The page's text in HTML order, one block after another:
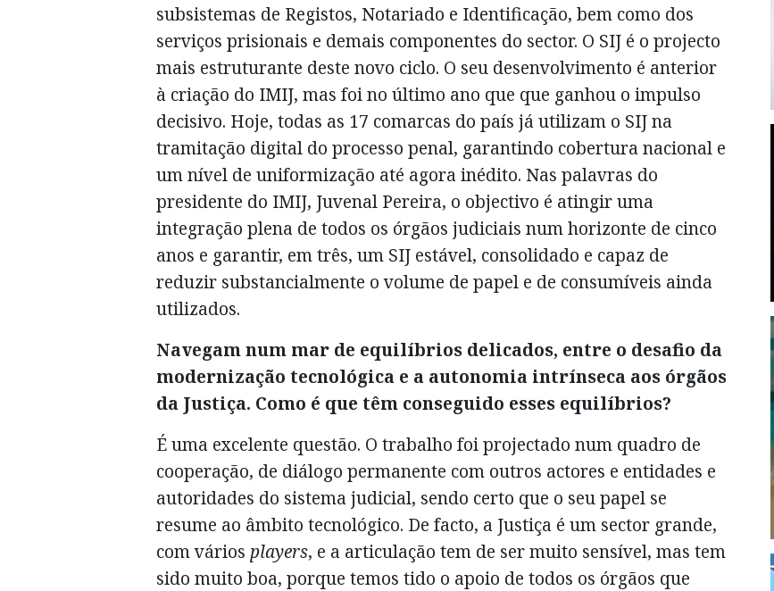
subsistemas de Registos, Notariado e Identificação, bem como dos
serviços prisionais e demais componentes do sector. O SIJ é o projecto
mais estruturante deste novo ciclo. O seu desenvolvimento é anterior
à criação do IMIJ, mas foi no último ano que que ganhou o impulso
decisivo. Hoje, todas as 17 comarcas do país já utilizam o SIJ na
tramitação digital do processo penal, garantindo cobertura nacional e
um nível de uniformização até agora inédito. Nas palavras do
presidente do IMIJ, Juvenal Pereira, o objectivo é atingir uma
integração plena de todos os órgãos judiciais num horizonte de cinco
anos e garantir, em três, um SIJ estável, consolidado e capaz de
reduzir substancialmente o volume de papel e de consumíveis ainda
utilizados.
Navegam num mar de equilíbrios delicados, entre o desafio da
modernização tecnológica e a autonomia intrínseca aos órgãos
da Justiça. Como é que têm conseguido esses equilíbrios?
É uma excelente questão. O trabalho foi projectado num quadro de
cooperação, de diálogo permanente com outros actores e entidades e
autoridades do sistema judicial, sendo certo que o seu papel se
resume ao âmbito tecnológico. De facto, a Justiça é um sector grande,
com vários players, e a articulação tem de ser muito sensível, mas tem
sido muito boa, porque temos tido o apoio de todos os órgãos que